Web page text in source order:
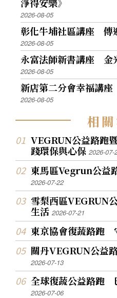
2026-08-05
彰化牛埔社區講座 傳
2026-08-05
永富法師新書講座 金
2026-08-05
新店第二分會幸福講
2026-08-05
相關
VEGRUN公益路跑
踐環保與心保2026-07-
東馬區Vegrun公益
2026-07-22
雪梨西區VEGRUN
生活2026-07-21
東京協會復蔬路跑
關丹VEGRUN公益
2026-07-13
全球復蔬公益路跑
2026-07-06